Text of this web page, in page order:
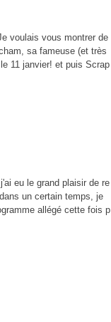
voulais vous montrer de
sa fameuse (et très
11 janvier! et puis Scrap
eu le grand plaisir de re
un certain temps, je
allégé cette fois p